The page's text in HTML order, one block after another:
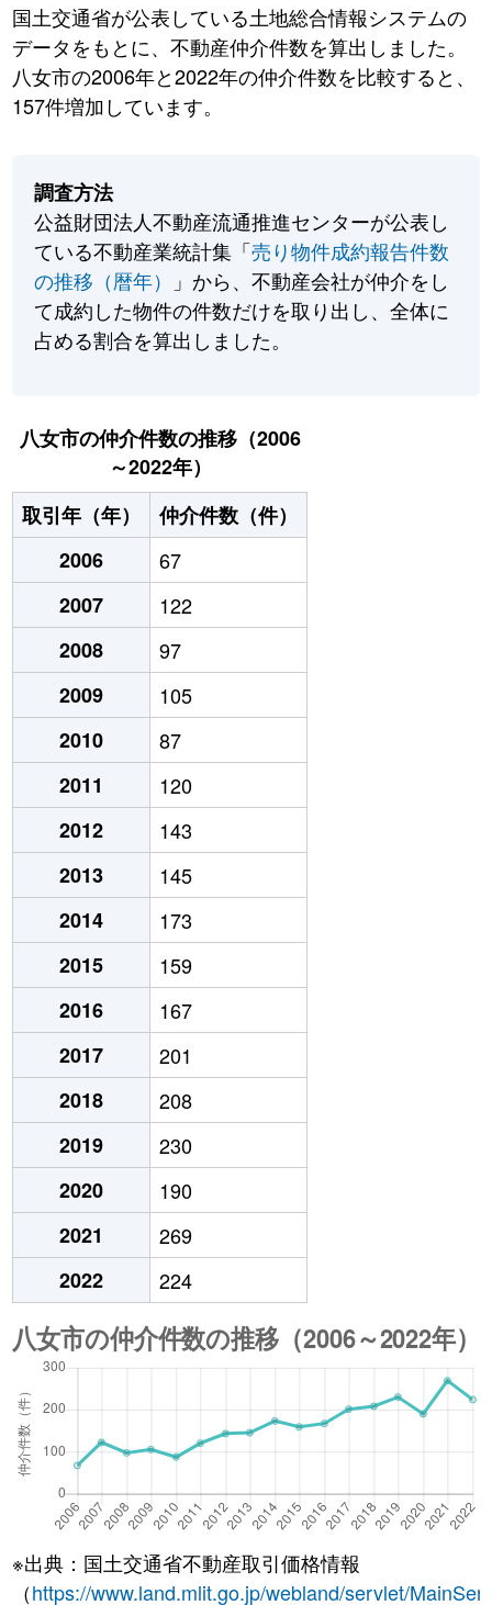
国土交通省が公表している土地総合情報システムの
データをもとに、不動産仲介件数を算出しました。
八女市の2006年と2022年の仲介件数を比較すると、
157件増加しています。
調査方法
公益財団法人不動産流通推進センターが公表し
ている不動産業統計集「売り物件成約報告件数
の推移（暦年）
」から、不動産会社が仲介をし
て成約した物件の件数だけを取り出し、全体に
占める割合を算出しました。
八女市の仲介件数の推移（2006
～2022年）
取引年（年）
仲介件数（件）
2006
67
2007
122
2008
97
2009
105
2010
87
2011
120
2012
143
2013
145
2014
173
2015
159
2016
167
2017
201
2018
208
2019
230
2020
190
2021
269
2022
224
※出典：国土交通省不動産取引価格情報
（https://www.land.mlit.go.jp/webland/servlet/